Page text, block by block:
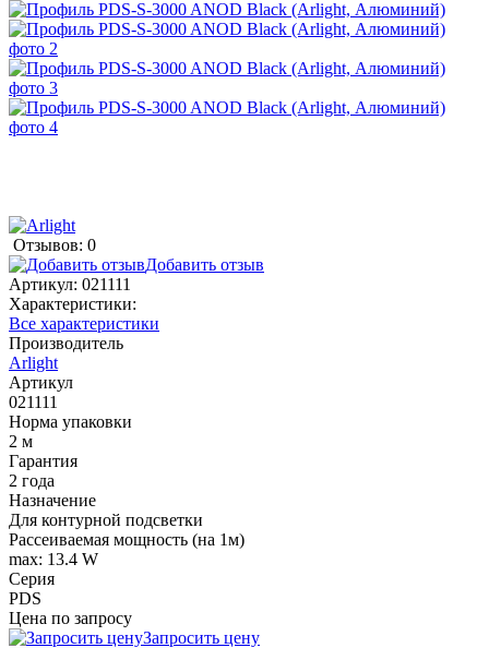
Отзывов: 0
Добавить отзыв
Артикул: 021111
Характеристики:
Все характеристики
Производитель
Arlight
Артикул
021111
Норма упаковки
2 м
Гарантия
2 года
Назначение
Для контурной подсветки
Рассеиваемая мощность (на 1м)
max: 13.4 W
Серия
PDS
Цена по запросу
Запросить цену